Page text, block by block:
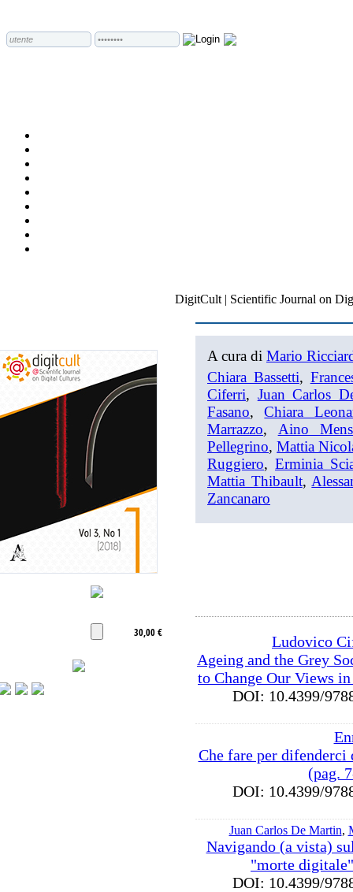
DigitCult | Scientific Journal on
30,00 €
A cura di Mario
Chiara Bassetti,
Ciferri, Juan Carlos
Fasano,Chiara
Marrazzo, Aino
Pellegrino,Mattia
Ruggiero, Erminia
Mattia Thibault,
Zancanaro
Ludovico
Ageing and the Grey
to Change Our Views
DOI: 10.4399/
Che fare per
(pag.
DOI: 10.4399/
Juan Carlos De Martin,
Navigando (a vista)
"morte
DOI: 10.4399/